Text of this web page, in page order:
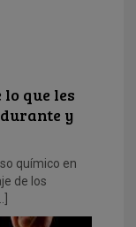
que les
y
químico en
de los